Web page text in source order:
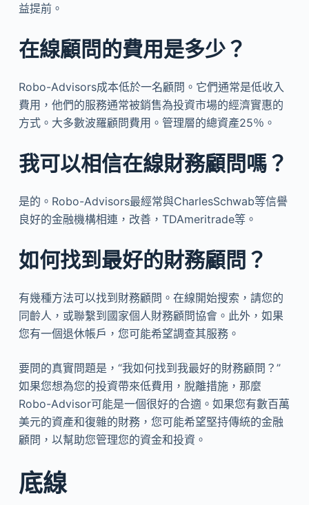
益提前。
在線顧問的費用是多少？
Robo-Advisors成本低於一名顧問。它們通常是低收入
費用，他們的服務通常被銷售為投資市場的經濟實惠的
方式。大多數波羅顧問費用。管理層的總資產25％。
我可以相信在線財務顧問嗎？
是的。Robo-Advisors最經常與CharlesSchwab等信譽
良好的金融機構相連，改善，TDAmeritrade等。
如何找到最好的財務顧問？
有幾種方法可以找到財務顧問。在線開始搜索，請您的
同齡人，或聯繫到國家個人財務顧問協會。此外，如果
您有一個退休帳戶，您可能希望調查其服務。
要問的真實問題是，“我如何找到我最好的財務顧問？”
如果您想為您的投資帶來低費用，脫離措施，那麼
Robo-Advisor可能是一個很好的合適。如果您有數百萬
美元的資產和復雜的財務，您可能希望堅持傳統的金融
顧問，以幫助您管理您的資金和投資。
底線